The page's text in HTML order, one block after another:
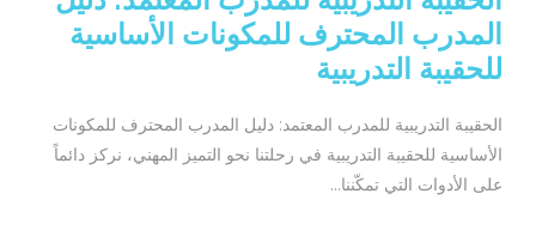
المدرب المحترف للمكونات الأساسية
للحقيبة التدريبية
الحقيبة التدريبية للمدرب المعتمد: دليل المدرب المحترف للمكونات
الأساسية للحقيبة التدريبية في رحلتنا نحو التميز المهني، نركز دائماً
على الأدوات التي تمكّننا...